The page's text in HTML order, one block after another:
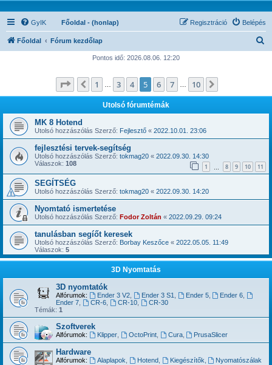
GyIK Főoldal - (honlap) Belépés
Regisztráció
Főoldal Fórum kezdőlap
s
é
Pontos idő: 2026.08.06. 12:20
Oldal:5 /10
Előző
1 3 4 5 6 7 10
Utolsó fórumtémák
MK 8 Hotend
Utolsó hozzászólás Szerző: Fejlesztő « 2022.10.01. 23:06
fejlesztési tervek-segítség
Utolsó hozzászólás Szerző: tokmag20 « 2022.09.30. 14:30
Válaszok: 108 1 8 9 10 11
SEGÍTSÉG
Utolsó hozzászólás Szerző: tokmag20 « 2022.09.30. 14:20
Nyomtató ismertetése
Utolsó hozzászólás Szerző: Fodor Zoltán « 2022.09.29. 09:24
tanulásban segíőt keresek
Utolsó hozzászólás Szerző: Borbay Keszőce « 2022.05.05. 11:49
Válaszok: 5
3D Nyomtatás
3D nyomtatók
Alfórumok: Ender 3 V2, Ender 3 S1 Ender 5, Ender 6
Ender 7
CR-6, CR-10,
CR-30
Témák: 1
Szoftverek
Alfórumok: Klipper, OctoPrint, Cura, PrusaSlicer
Hardware
Alfórumok: Alaplapok Hotend, Kiegészítők Nyomatószálak